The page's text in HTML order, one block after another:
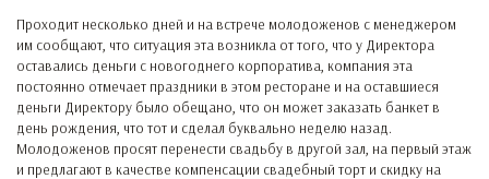
Проходит несколько дней и на встрече молодоженов с менеджером
им сообщают, что ситуация эта возникла от того, что у Директора
оставались деньги с новогоднего корпоратива, компания эта
постоянно отмечает праздники в этом ресторане и на оставшиеся
деньги Директору было обещано, что он может заказать банкет в
день рождения, что тот и сделал буквально неделю назад.
Молодоженов просят перенести свадьбу в другой зал, на первый этаж
и предлагают в качестве компенсации свадебный торт и скидку на